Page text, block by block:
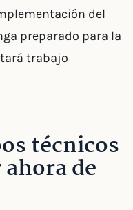
del
preparado para la
trabajo
técnicos
de